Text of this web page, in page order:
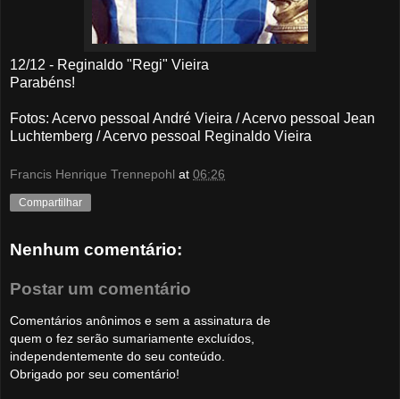
12/12 - Reginaldo "Regi" Vieira
Parabéns!
Fotos: Acervo pessoal André Vieira / Acervo pessoal Jean
Luchtemberg / Acervo pessoal Reginaldo Vieira
Francis Henrique Trennepohl at 06:26
Compartilhar
Nenhum comentário:
Postar um comentário
Comentários anônimos e sem a assinatura de
quem o fez serão sumariamente excluídos,
independentemente do seu conteúdo.
Obrigado por seu comentário!